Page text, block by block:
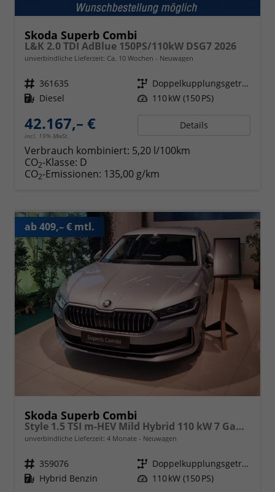
Skoda Superb Combi
L&K 2.0 TDI AdBlue 150PS/110kW DSG7 2026
unverbindliche Lieferzeit: Ca. 10 Wochen Neuwagen
Fahrzeugnr. 361635 Getriebe
Doppelkupplungsgetriebe (DSG)
Kraftstoff Diesel Leistung 110 kW (150 PS)
42.167,– €
incl. 19% MwSt.
Details
Verbrauch kombiniert: 5,20 l/100km
CO2-Klasse: D
CO2-Emissionen: 135,00 g/km
ab 409,– € mtl.
Skoda Superb Combi
Style 1.5 TSI m-HEV Mild Hybrid 110 kW 7 Gang DSG
unverbindliche Lieferzeit: 4 Monate Neuwagen
Fahrzeugnr. 359076 Getriebe
Doppelkupplungsgetriebe (DSG)
Kraftstoff Hybrid Benzin Leistung 110 kW (150 PS)